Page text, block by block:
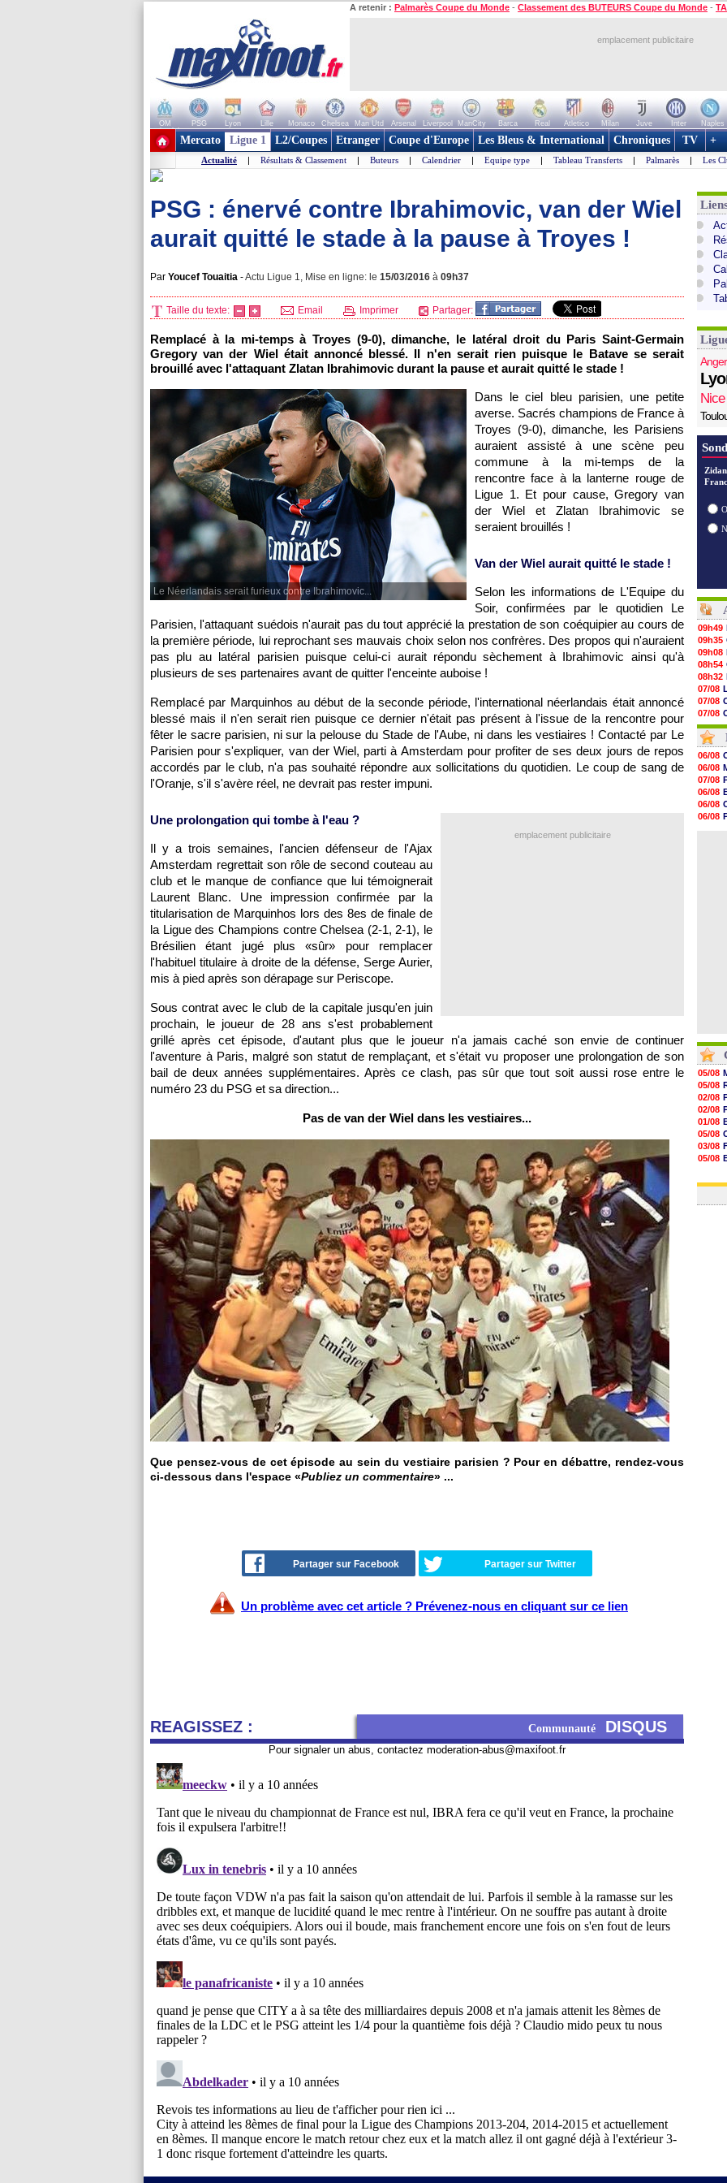
A retenir : Palmarès Coupe du Monde - Classement des BUTEURS Coupe du Monde -
emplacement publicitaire
OM PSG Lyon Lille Monaco Chelsea Man Utd Arsenal Liverpool ManCity Barca Real Atletico Milan Juve Inter Naples
+ de clubs
Mercato Ligue 1 L2/Coupes Etranger Coupe d'Europe Les Bleus & International Chroniques TV +
Actualité | Résultats & Classement | Buteurs | Calendrier | Equipe type | Tableau Transferts | Palmarès | Les
PSG : énervé contre Ibrahimovic, van der Wiel
aurait quitté le stade à la pause à Troyes !
Par Youcef Touaitia -Actu Ligue 1, Mise en ligne: le 15/03/2016 à 09h37
Taille du texte: Email Imprimer Partager:
Remplacé à la mi-temps à Troyes (9-0), dimanche, le latéral droit du Paris Saint-Germain
Gregory van der Wiel était annoncé blessé. Il n'en serait rien puisque le Batave se serait
brouillé avec l'attaquant Zlatan Ibrahimovic durant la pause et aurait quitté le stade !
Le Néerlandais serait furieux contre Ibrahimovic...
Dans le ciel bleu parisien, une petite
averse. Sacrés champions de France à
Troyes (9-0), dimanche, les Parisiens
auraient assisté à une scène peu
commune à la mi-temps de la
rencontre face à la lanterne rouge de
Ligue 1. Et pour cause, Gregory van
der Wiel et Zlatan Ibrahimovic se
seraient brouillés !
Van der Wiel aurait quitté le stade !
Selon les informations de L'Equipe du
Soir, confirmées par le quotidien Le
Parisien, l'attaquant suédois n'aurait pas du tout apprécié la prestation de son coéquipier au cours de
la première période, lui reprochant ses mauvais choix selon nos confrères. Des propos qui n'auraient
pas plu au latéral parisien puisque celui-ci aurait répondu sèchement à Ibrahimovic ainsi qu'à
plusieurs de ses partenaires avant de quitter l'enceinte auboise !
Remplacé par Marquinhos au début de la seconde période, l'international néerlandais était annoncé
blessé mais il n'en serait rien puisque ce dernier n'était pas présent à l'issue de la rencontre pour
fêter le sacre parisien, ni sur la pelouse du Stade de l'Aube, ni dans les vestiaires ! Contacté par Le
Parisien pour s'expliquer, van der Wiel, parti à Amsterdam pour profiter de ses deux jours de repos
accordés par le club, n'a pas souhaité répondre aux sollicitations du quotidien. Le coup de sang de
l'Oranje, s'il s'avère réel, ne devrait pas rester impuni.
emplacement publicitaire
Une prolongation qui tombe à l'eau ?
Il y a trois semaines, l'ancien défenseur de l'Ajax
Amsterdam regrettait son rôle de second couteau au
club et le manque de confiance que lui témoignerait
Laurent Blanc. Une impression confirmée par la
titularisation de Marquinhos lors des 8es de finale de
la Ligue des Champions contre Chelsea (2-1, 2-1), le
Brésilien étant jugé plus «sûr» pour remplacer
l'habituel titulaire à droite de la défense, Serge Aurier,
mis à pied après son dérapage sur Periscope.
Sous contrat avec le club de la capitale jusqu'en juin
prochain, le joueur de 28 ans s'est probablement
grillé après cet épisode, d'autant plus que le joueur n'a jamais caché son envie de continuer
l'aventure à Paris, malgré son statut de remplaçant, et s'était vu proposer une prolongation de son
bail de deux années supplémentaires. Après ce clash, pas sûr que tout soit aussi rose entre le
numéro 23 du PSG et sa direction...
Pas de van der Wiel dans les vestiaires...
Que pensez-vous de cet épisode au sein du vestiaire parisien ? Pour en débattre, rendez-vous
ci-dessous dans l'espace «Publiez un commentaire» ...
Partager sur Facebook Partager sur Twitter
Un problème avec cet article ? Prévenez-nous en cliquant sur ce lien
REAGISSEZ : Communauté DISQUS
Pour signaler un abus, contactez moderation-abus@maxifoot.fr
Nice
09h49
09h35
09h08
08h54
08h32
07/08
07/08
07/08
07/08
07/08
07/08
07/08
07/08
07/08
07/08
07/08
07/08
06/08
06/08
07/08
06/08
06/08
06/08
05/08
05/08
02/08
02/08
01/08
05/08
03/08
05/08
03/08